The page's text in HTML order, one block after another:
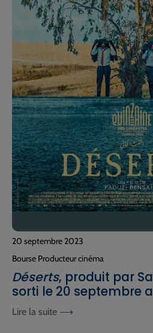
20 septembre 2023
Bourse Producteur cinéma
Déserts, produit par
sorti le 20 septembre
Lire la suite